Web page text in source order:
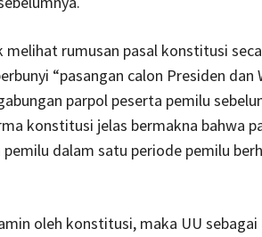
melihat rumusan pasal konstitusi
“pasangan calon Presiden dan
parpol peserta pemilu
konstitusi jelas bermakna bahwa
dalam satu periode pemilu
oleh konstitusi, maka UU